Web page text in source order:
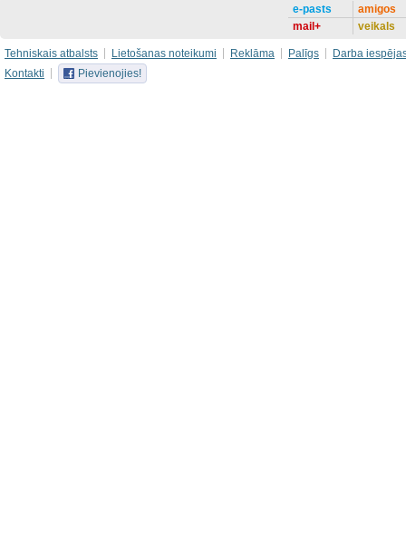
e-pasts
mail+
amigos
veikals
Tehniskais atbalsts Lietošanas noteikumi Reklāma Palīgs
Darba
Kontakti
Pievienojies!